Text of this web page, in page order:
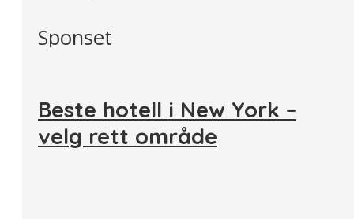
Sponset
Beste hotell i New York –
velg rett område